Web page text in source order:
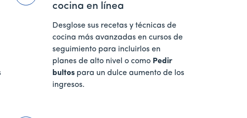
cocina en línea
Desglose sus recetas y técnicas de
cocina más avanzadas en cursos de
seguimiento para incluirlos en
planes de alto nivel o como Pedir
bultos para un dulce aumento de los
ingresos.